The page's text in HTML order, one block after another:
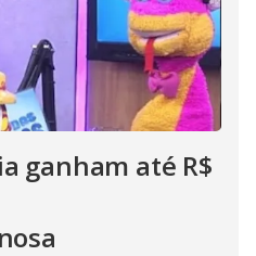
ganham até R$